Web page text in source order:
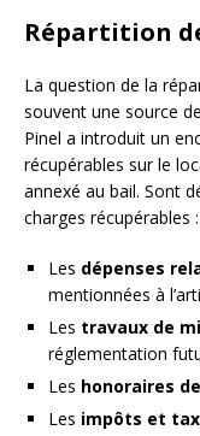
Répartition
La question de la
souvent une source
Pinel a introduit un
récupérables sur le
annexé au bail. Sont
charges récupérables :
Les dépenses
mentionnées à
Les travaux de
réglementation
Les honoraires
Les impôts et